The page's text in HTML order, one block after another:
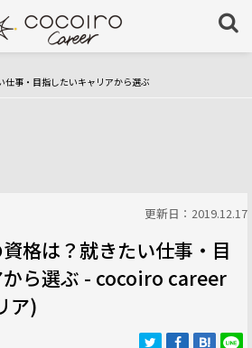
事・目指したいキャリアから選ぶ
更新日：2019.12.17
格は？就きたい仕事・目
ら選ぶ - cocoiro career
ア)